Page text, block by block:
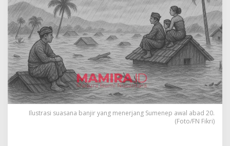
M
a
d
u
r
a
T
i
m
u
r
,
S
Ilustrasi suasana banjir yang menerjang Sumenep awal abad 20.
(Foto/FN Fikri)